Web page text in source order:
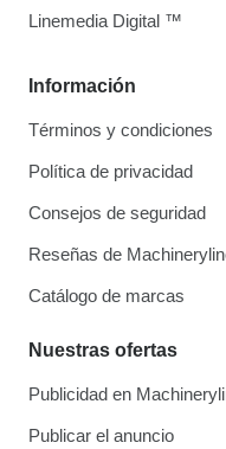
Información
Términos y condiciones
Política de privacidad
Consejos de seguridad
Reseñas de
Catálogo de marcas
Nuestras ofertas
Publicidad en
Publicar el anuncio
Linemedia Digital ™